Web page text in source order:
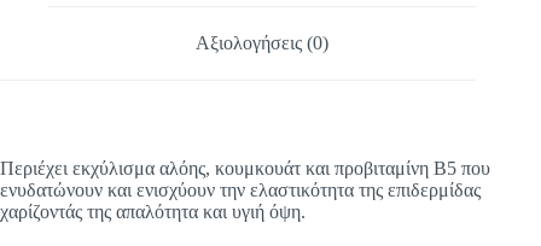
Αξιολογήσεις (0)
Περιέχει εκχύλισμα αλόης, κουμκουάτ και προβιταμίνη Β5 που
ενυδατώνουν και ενισχύουν την ελαστικότητα της επιδερμίδας
χαρίζοντάς της απαλότητα και υγιή όψη.